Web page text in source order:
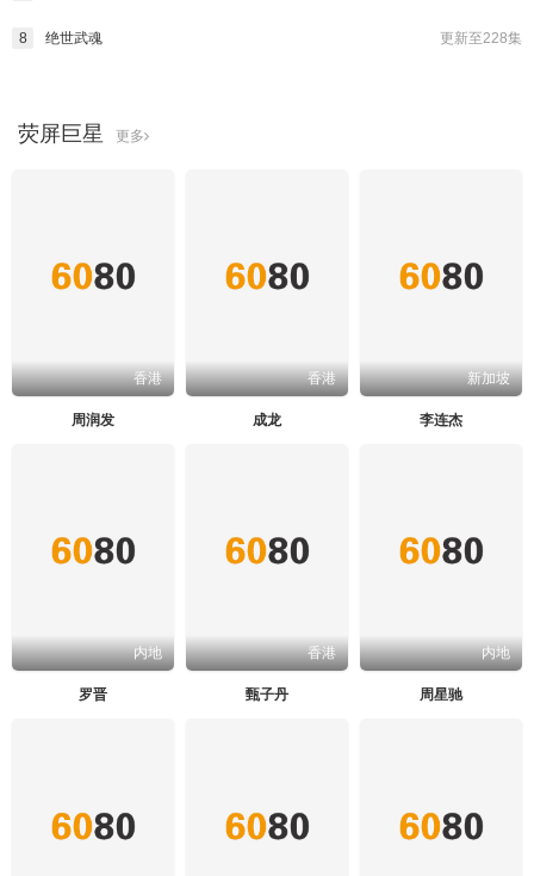
更新至228集
8 绝世武魂
荧屏巨星 更多
香港
周润发
香港
成龙
新加坡
李连杰
内地
罗晋
香港
甄子丹
内地
周星驰